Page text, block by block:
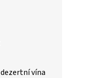
dezertní vína